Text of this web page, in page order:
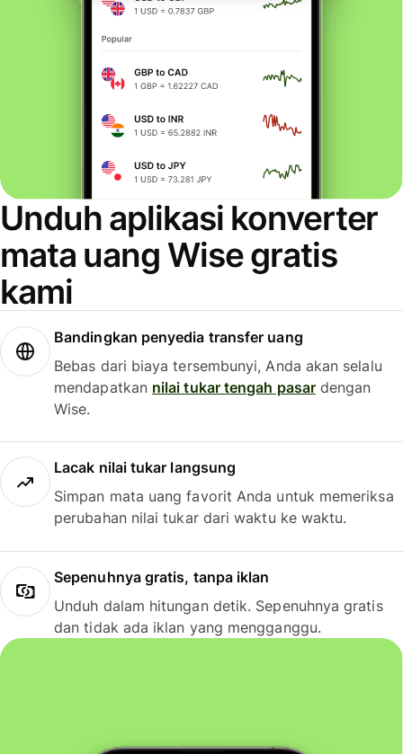
Unduh aplikasi konverter
mata uang Wise gratis
kami
Bandingkan penyedia transfer uang
Bebas dari biaya tersembunyi, Anda akan selalu
mendapatkan nilai tukar tengah pasardengan
Wise.
Lacak nilai tukar langsung
Simpan mata uang favorit Anda untuk memeriksa
perubahan nilai tukar dari waktu ke waktu.
Sepenuhnya gratis, tanpa iklan
Unduh dalam hitungan detik. Sepenuhnya gratis
dan tidak ada iklan yang mengganggu.